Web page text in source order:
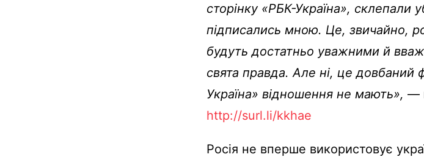
сторінку «РБК-Україна», склепали
підписались мною. Це, звичайно,
будуть достатньо уважними й
свята правда. Але ні, це довбаний
Україна» відношення не мають», —
http://surl.li/kkhae
Росія не вперше використовує